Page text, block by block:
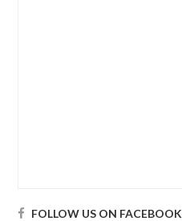
FOLLOW US ON FACEBOOK